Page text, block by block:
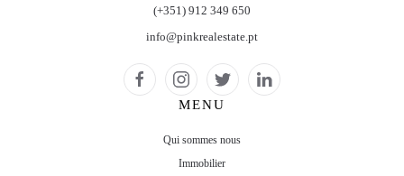
(+351) 912 349 650
info@pinkrealestate.pt
MENU
Qui sommes nous
Immobilier